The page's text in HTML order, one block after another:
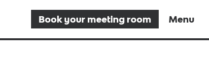
Book your meeting room
Menu
Close